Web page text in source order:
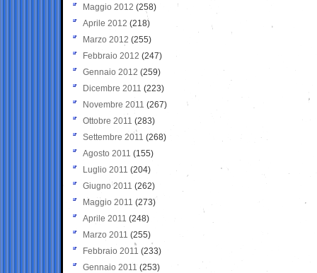
Maggio 2012 (258)
Aprile 2012 (218)
Marzo 2012 (255)
Febbraio 2012 (247)
Gennaio 2012 (259)
Dicembre 2011 (223)
Novembre 2011 (267)
Ottobre 2011 (283)
Settembre 2011 (268)
Agosto 2011 (155)
Luglio 2011 (204)
Giugno 2011 (262)
Maggio 2011 (273)
Aprile 2011 (248)
Marzo 2011 (255)
Febbraio 2011 (233)
Gennaio 2011 (253)